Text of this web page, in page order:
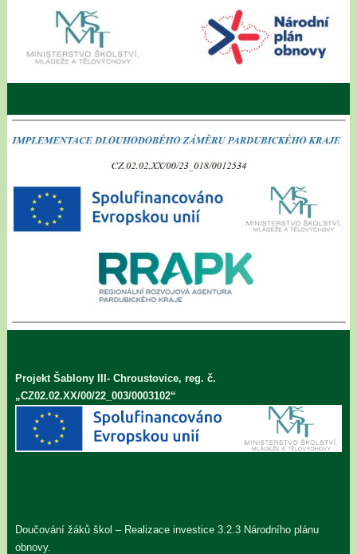
Projekt Šablony III- Chroustovice, reg. č.
„CZ02.02.XX/00/22_003/0003102“
Doučování žáků škol – Realizace investice 3.2.3 Národního plánu
obnovy.